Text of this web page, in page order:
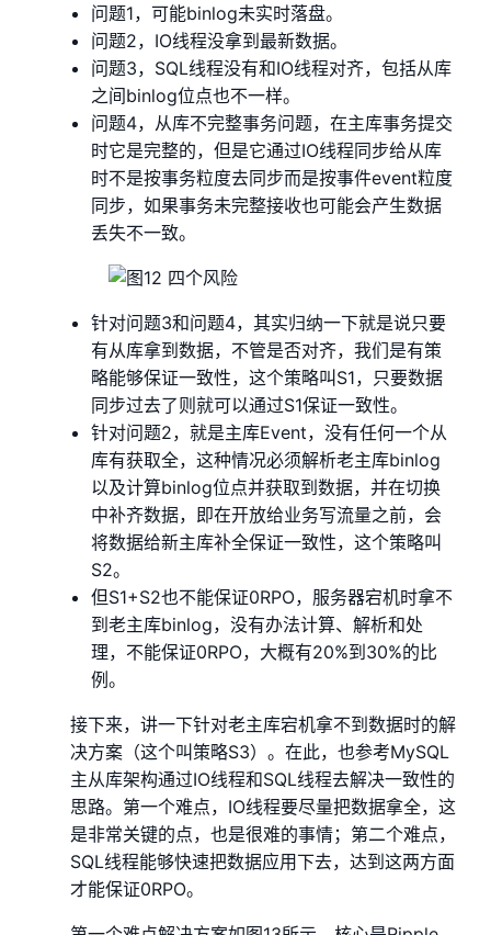
问题1，可能binlog未实时落盘。
问题2，IO线程没拿到最新数据。
问题3，SQL线程没有和IO线程对齐，包括从库
之间binlog位点也不一样。
问题4，从库不完整事务问题，在主库事务提交
时它是完整的，但是它通过IO线程同步给从库
时不是按事务粒度去同步而是按事件event粒度
同步，如果事务未完整接收也可能会产生数据
丢失不一致。
针对问题3和问题4，其实归纳一下就是说只要
有从库拿到数据，不管是否对齐，我们是有策
略能够保证一致性，这个策略叫S1，只要数据
同步过去了则就可以通过S1保证一致性。
针对问题2，就是主库Event，没有任何一个从
库有获取全，这种情况必须解析老主库binlog
以及计算binlog位点并获取到数据，并在切换
中补齐数据，即在开放给业务写流量之前，会
将数据给新主库补全保证一致性，这个策略叫
S2。
但S1+S2也不能保证0RPO，服务器宕机时拿不
到老主库binlog，没有办法计算、解析和处
理，不能保证0RPO，大概有20%到30%的比
例。
接下来，讲一下针对老主库宕机拿不到数据时的解
决方案（这个叫策略S3）。在此，也参考MySQL
主从库架构通过IO线程和SQL线程去解决一致性的
思路。第一个难点，IO线程要尽量把数据拿全，这
是非常关键的点，也是很难的事情；第二个难点，
SQL线程能够快速把数据应用下去，达到这两方面
才能保证0RPO。